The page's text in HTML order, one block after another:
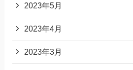
2023年5月
2023年4月
2023年3月